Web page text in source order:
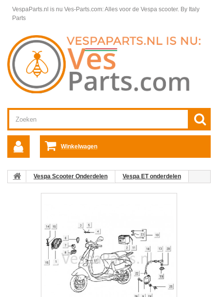
VespaParts.nl is nu Ves-Parts.com: Alles voor de Vespa scooter. By Italy
Parts
Winkelwagen
Vespa Scooter Onderdelen
Vespa ET onderdelen